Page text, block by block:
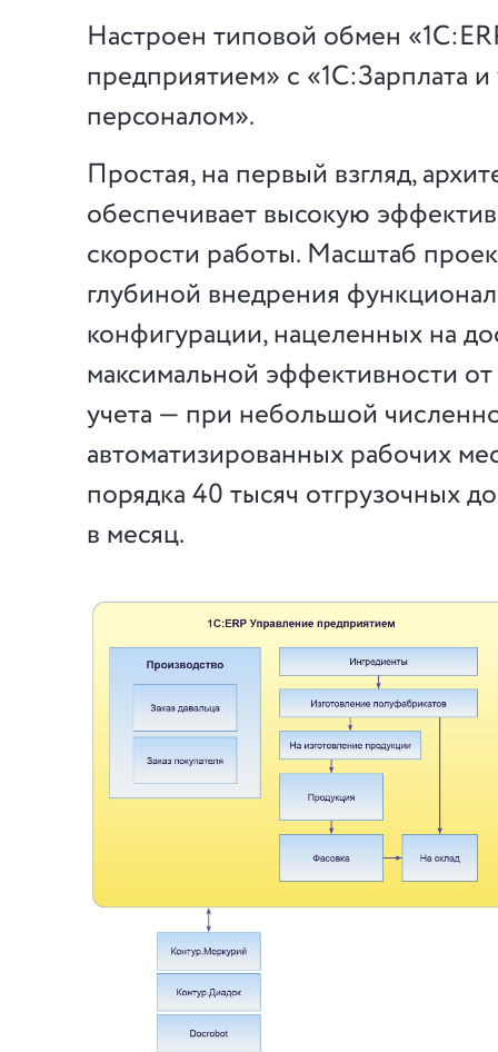
Настроен типовой обмен
предприятием» с «1С:Зарплата
персоналом».
Простая, на первый взгляд,
обеспечивает высокую
скорости работы. Масштаб
глубиной внедрения
конфигурации, нацеленных на
максимальной эффективности
учета — при небольшой
автоматизированных рабочих
порядка 40 тысяч отгрузочных
в месяц.